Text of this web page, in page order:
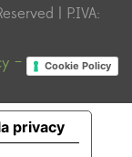
| P.IVA:
–
Cookie Policy
privacy